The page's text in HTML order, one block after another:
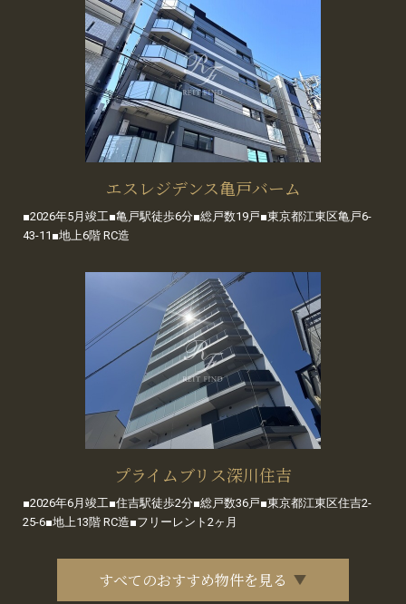
エスレジデンス亀戸バーム
■2026年5月竣工■亀戸駅徒歩6分■総戸数19戸■東京都江東区亀戸6-
43-11■地上6階 RC造
プライムブリス深川住吉
■2026年6月竣工■住吉駅徒歩2分■総戸数36戸■東京都江東区住吉2-
25-6■地上13階 RC造■フリーレント2ヶ月
すべてのおすすめ物件を見る